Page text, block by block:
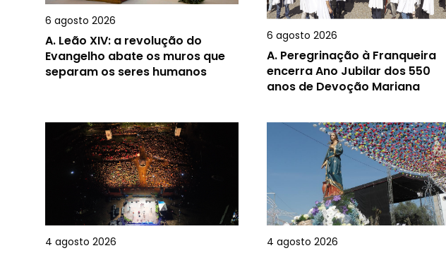
6 agosto 2026
A. Leão XIV: a revolução do
Evangelho abate os muros que
separam os seres humanos
6 agosto 2026
A. Peregrinação à Franqueira
encerra Ano Jubilar dos 550
anos de Devoção Mariana
4 agosto 2026 4 agosto 2026